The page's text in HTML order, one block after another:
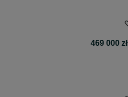
469 000 zł